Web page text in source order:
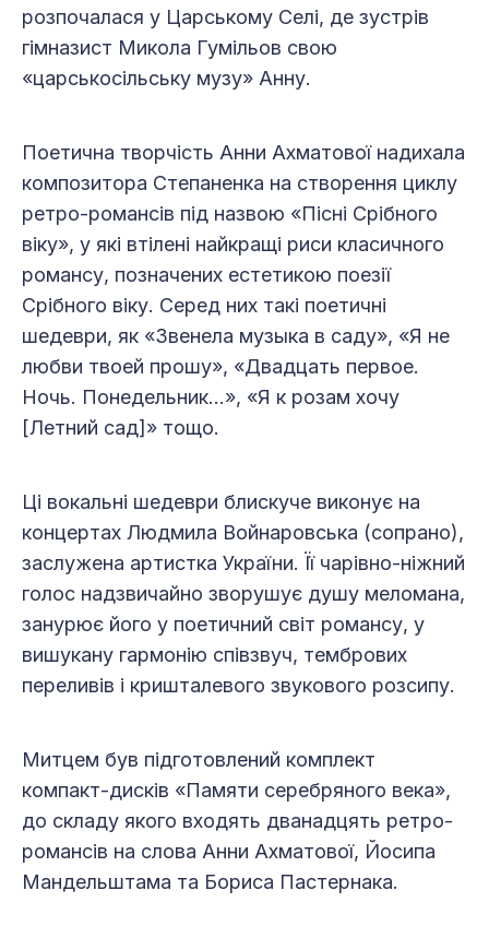
розпочалася у Царському Селі, де зустрів
гімназист Микола Гумільов свою
«царськосільську музу» Анну.
Поетична творчість Анни Ахматової надихала
композитора Степаненка на створення циклу
ретро-романсів під назвою «Пісні Срібного
віку», у які втілені найкращі риси класичного
романсу, позначених естетикою поезії
Срібного віку. Серед них такі поетичні
шедеври, як «Звенела музыка в саду», «Я не
любви твоей прошу», «Двадцать первое.
Ночь. Понедельник…», «Я к розам хочу
[Летний сад]» тощо.
Ці вокальні шедеври блискуче виконує на
концертах Людмила Войнаровська (сопрано),
заслужена артистка України. Її чарівно-ніжний
голос надзвичайно зворушує душу меломана,
занурює його у поетичний світ романсу, у
вишукану гармонію співзвуч, тембрових
переливів і кришталевого звукового розсипу.
Митцем був підготовлений комплект
компакт-дисків «Памяти серебряного века»,
до складу якого входять дванадцять ретро-
романсів на слова Анни Ахматової, Йосипа
Мандельштама та Бориса Пастернака.